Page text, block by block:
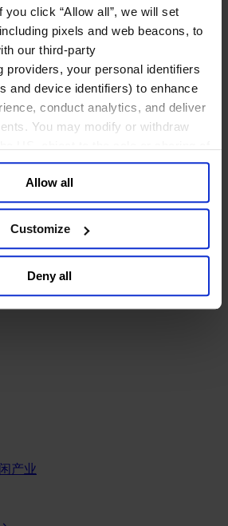
click “Allow all”, we will set
pixels and web beacons, to
our third-party
providers, your personal identifiers
and device identifiers) to enhance
conduct analytics, and deliver
You may modify or withdraw
advertising, by clicking “Do Not
Information” in the footer of
opt-out of each device and each
information and retention terms
use of personal information see
Allow all
Customize
Deny all
询团队
行与金融市场
货币与Web 3行业
产业